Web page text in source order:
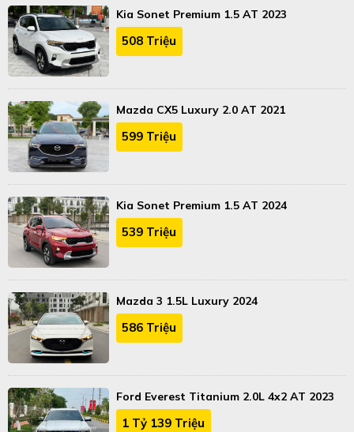
Kia Sonet Premium 1.5 AT 2023
508 Triệu
Mazda CX5 Luxury 2.0 AT 2021
599 Triệu
Kia Sonet Premium 1.5 AT 2024
539 Triệu
Mazda 3 1.5L Luxury 2024
586 Triệu
Ford Everest Titanium 2.0L 4x2 AT 2023
1 Tỷ 139 Triệu